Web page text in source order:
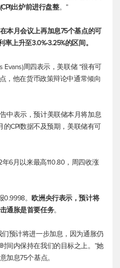
出炉前进行盘整。”
本月会议上再加息75个基点的可
上升至3.0%-3.25%的区间。
Evans)周四表示，美联储 “很有可
，他在货币政策辩论中通常倾向
中表示，预计美联储本月将加息
CPI数据不及预期，美联储有可
6月以来最高110.80，周四收涨
。 欧洲央行表示，预计将
通胀是首要任务。
预计将进一步加息，因为通胀仍
间内保持在我们的目标之上。”她
加息75个基点。